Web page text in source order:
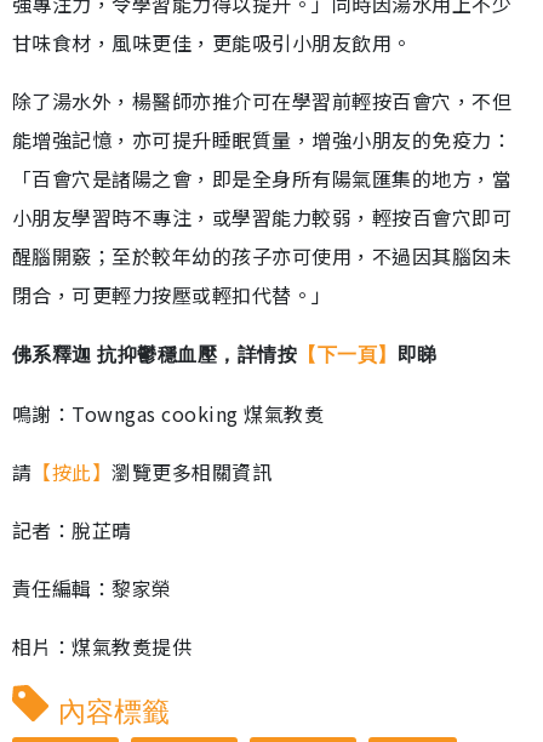
甘味食材，風味更佳，更能吸引小朋友飲用。
除了湯水外，楊醫師亦推介可在學習前輕按百會穴，不但
能增強記憶，亦可提升睡眠質量，增強小朋友的免疫力：
「百會穴是諸陽之會，即是全身所有陽氣匯集的地方，當
小朋友學習時不專注，或學習能力較弱，輕按百會穴即可
醒腦開竅；至於較年幼的孩子亦可使用，不過因其腦囟未
閉合，可更輕力按壓或輕扣代替。」
佛系釋迦 抗抑鬱穩血壓，詳情按 【下一頁】 即睇
鳴謝：Towngas cooking 煤氣教煑
請 【按此】瀏覽更多相關資訊
記者：脫芷晴
責任編輯：黎家榮
相片：煤氣教煑提供
內容標籤